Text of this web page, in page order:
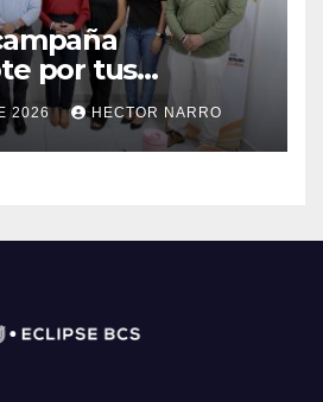
por tus
para
promoción y
los derechos
2026 HECTOR NARRO